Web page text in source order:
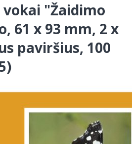
"Žaidimo
61 x 93 mm, 2 x
paviršius, 100